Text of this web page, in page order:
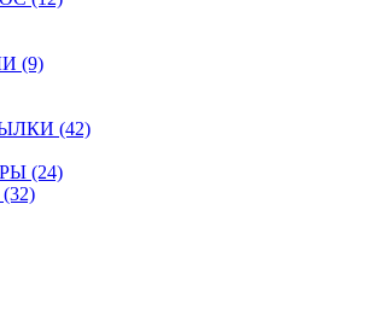
(9)
(42)
(24)